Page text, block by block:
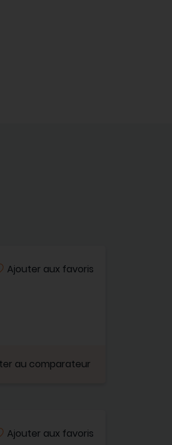
Ajouter aux favoris
au comparateur
Ajouter aux favoris